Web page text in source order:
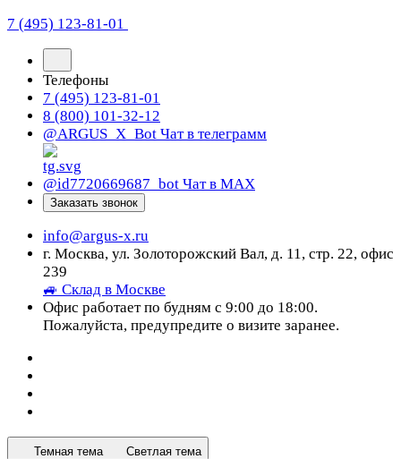
7 (495) 123-81-01
Телефоны
7 (495) 123-81-01
8 (800) 101-32-12
@ARGUS_X_Bot Чат в телеграмм
@id7720669687_bot Чат в МАХ
Заказать звонок
info@argus-x.ru
г. Москва, ул. Золоторожский Вал, д. 11, стр. 22, офис
239
🚙 Склад в Москве
Офис работает по будням с 9:00 до 18:00.
Пожалуйста, предупредите о визите заранее.
Темная тема Светлая тема